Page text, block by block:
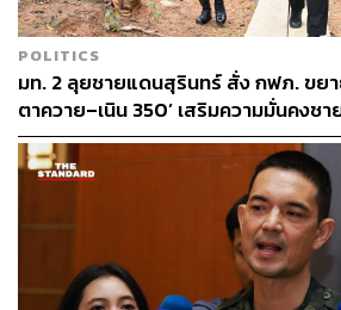
ทั้งนี้ หากโมเดลนี้ประสบความสำ
บริหารจัดการพื้นที่อื่น ซึ่งมีปัญห
หารือการผ่อนปรนผ่านแดนบางปร
ระหว่างที่สถานการณ์ไม่เป็นปกติ
ธุรกิจ การขนส่งข้ามแดน โดยมอ
ไปหารือความเป็นไปได้ ในการอ
สินค้า จุดผ่านแดนบางจุดที่ไม่มีปั
อาจเริ่มดำเนินการที่จุดผ่านแดน
POLITICS
มท. 2 ลุยชายแดนสุรินทร์ สั่ง กฟภ. ขยา
ตาควาย–เนิน 350’ เสริมความมั่นคงช